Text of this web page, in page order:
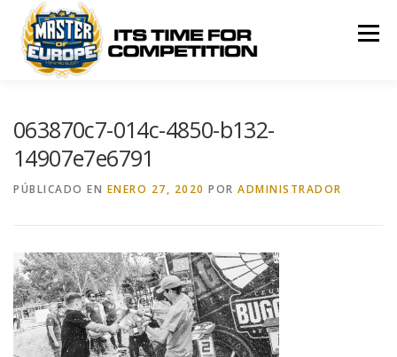
contenido
Menú
063870c7-014c-4850-b132-
14907e7e6791
PÚBLICADO EN ENERO 27, 2020 POR ADMINISTRADOR